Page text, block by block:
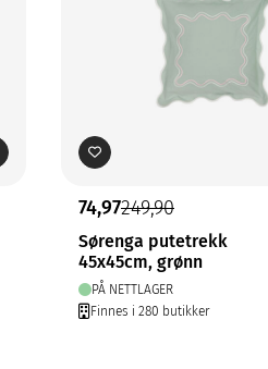
74,97249,90
Sørenga putetrekk
45x45cm, grønn
PÅ NETTLAGER
Finnes i 280 butikker